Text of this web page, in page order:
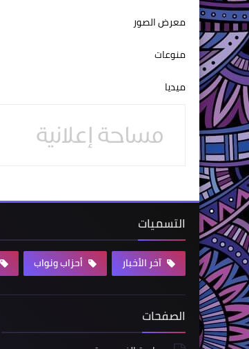
معرض الصور
منوعات
ميديا
التسميات
آخر الأخبار أحزاب ونواب
الصفحات